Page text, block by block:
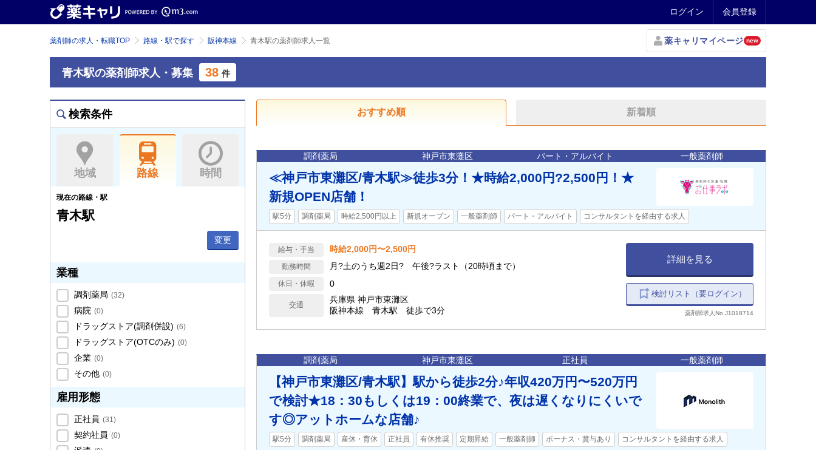
ログイン 会員登録
薬剤師の求人・転職TOP 路線・駅で探す 阪神本線 青木駅の薬剤師求人一覧 薬キャリマイページ new
青木駅の薬剤師求人・募集 38 件
検索条件
地域 路線 時間
現在の路線・駅
青木駅
変更
業種
調剤薬局 (32)
病院 (0)
ドラッグストア(調剤併設) (6)
ドラッグストア(OTCのみ) (0)
企業 (0)
その他 (0)
雇用形態
正社員 (31)
契約社員 (0)
おすすめ順 新着順
調剤薬局 神戸市東灘区 パート・アルバイト 一般薬剤師
≪神戸市東灘区/青木駅≫徒歩3分！★時給2,000円?2,500円！★
新規OPEN店舗！
駅5分 調剤薬局 時給2,500円以上 新規オープン 一般薬剤師 パート・アルバイト コンサルタントを経由する求人
給与・手当 時給2,000円〜2,500円
勤務時間 月?土のうち週2日? 午後?ラスト（20時頃まで）
休日・休暇 0
交通
兵庫県 神戸市東灘区
阪神本線 青木駅 徒歩で3分
詳細を見る
検討リスト（要ログイン）
薬剤師求人No.J1018714
調剤薬局 神戸市東灘区 正社員 一般薬剤師
【神戸市東灘区/青木駅】駅から徒歩2分♪年収420万円〜520万円
で検討★18：30もしくは19：00終業で、夜は遅くなりにくいで
す◎アットホームな店舗♪
駅5分 調剤薬局 産休・育休 正社員 有休推奨 定期昇給 一般薬剤師 ボーナス・賞与あり コンサルタントを経由する求人